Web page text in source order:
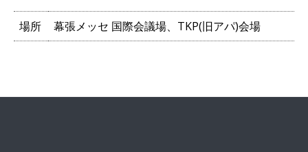
場所 幕張メッセ 国際会議場、TKP(旧アパ)会場